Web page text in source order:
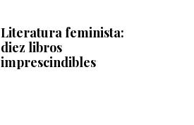
Literatura feminista:
diez libros
imprescindibles